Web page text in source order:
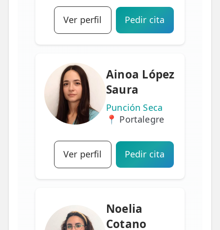
Ver perfil Pedir cita
Ainoa López
Saura
Punción Seca
📍 Portalegre
Ver perfil Pedir cita
Noelia
Cotano